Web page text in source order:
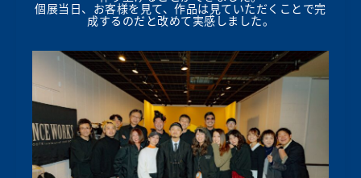
個展当日、お客様を見て、作品は見ていただくことで完
成するのだと改めて実感しました。